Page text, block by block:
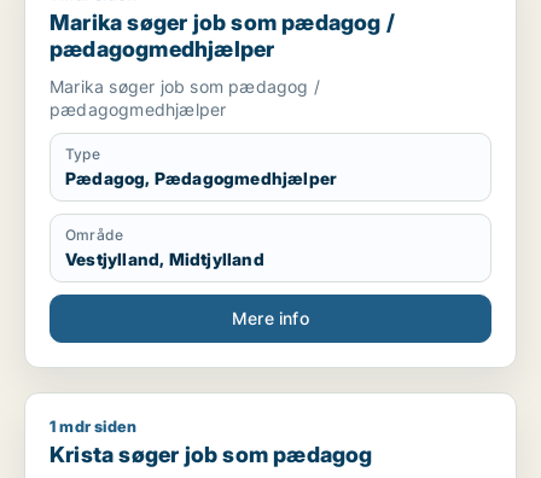
Marika søger job som pædagog /
pædagogmedhjælper
Marika søger job som pædagog /
pædagogmedhjælper
Type
Pædagog, Pædagogmedhjælper
Område
Vestjylland, Midtjylland
Mere info
Krista søger job som pædagog
1 mdr siden
Krista søger job som pædagog